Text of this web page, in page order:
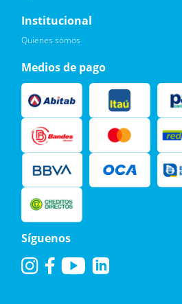
Leí, soy consciente de las
mis datos personales y doy mi
Institucional
Quienes somos
Medios de pago
Síguenos